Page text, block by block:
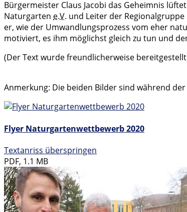
Bürgermeister Claus Jacobi das Geheimnis
Naturgarten e.V. und Leiter der
er, wie der Umwandlungsprozess vom eher
motiviert, es ihm möglichst gleich zu tun und
(Der Text wurde freundlicherweise
Anmerkung: Die beiden Bilder sind während
Flyer Naturgartenwettbewerb 2020
Textanriss überspringen
PDF, 1.1 MB